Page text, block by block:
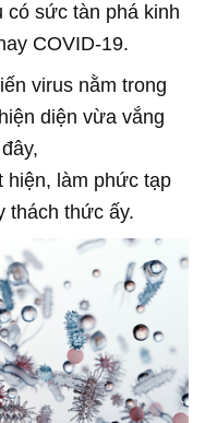
có sức tàn phá kinh
COVID-19.
virus nằm trong
diện vừa vắng
hiện, làm phức tạp
thách thức ấy.